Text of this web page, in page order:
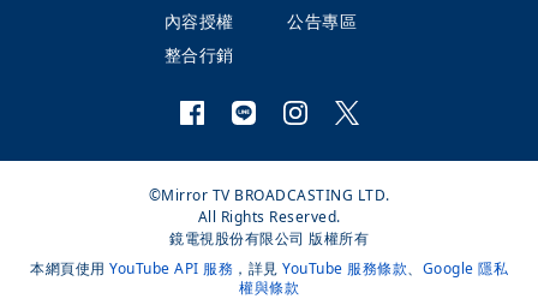
內容授權
公告專區
整合行銷
©Mirror TV BROADCASTING LTD.
All Rights Reserved.
鏡電視股份有限公司 版權所有
本網頁使用 YouTube API 服務 ，詳見 YouTube 服務條款、 Google 隱私
權與條款